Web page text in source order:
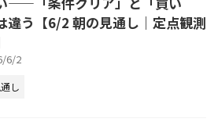
違う【6/2 朝の見通し｜定点観測
6/2
し